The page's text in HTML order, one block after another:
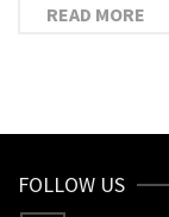
READ MORE
FOLLOW US